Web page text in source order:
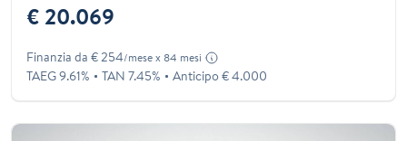
€ 20.069
Finanzia da € 254/mese x 84 mesi
TAEG 9.61% TAN 7.45% Anticipo € 4.000